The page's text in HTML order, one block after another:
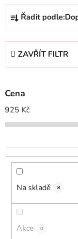
Ř
z
p
r
o
d
k
t
Řadit podle:
ZAVŘÍT FILTR
Cena
925 Kč
Na skladě 8
Akce 0